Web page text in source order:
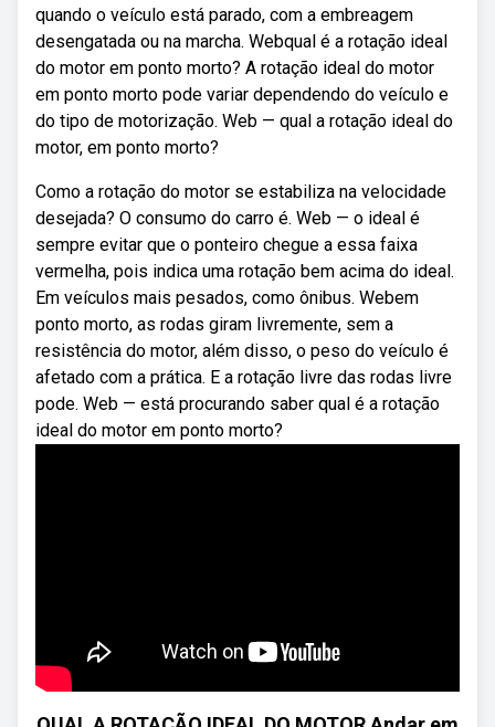
quando o veículo está parado, com a embreagem
desengatada ou na marcha. Webqual é a rotação ideal
do motor em ponto morto? A rotação ideal do motor
em ponto morto pode variar dependendo do veículo e
do tipo de motorização. Web — qual a rotação ideal do
motor, em ponto morto?
Como a rotação do motor se estabiliza na velocidade
desejada? O consumo do carro é. Web — o ideal é
sempre evitar que o ponteiro chegue a essa faixa
vermelha, pois indica uma rotação bem acima do ideal.
Em veículos mais pesados, como ônibus. Webem
ponto morto, as rodas giram livremente, sem a
resistência do motor, além disso, o peso do veículo é
afetado com a prática. E a rotação livre das rodas livre
pode. Web — está procurando saber qual é a rotação
ideal do motor em ponto morto?